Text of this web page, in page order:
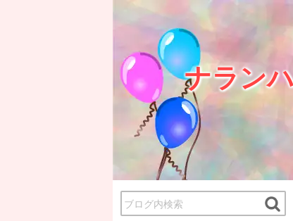
ナラン